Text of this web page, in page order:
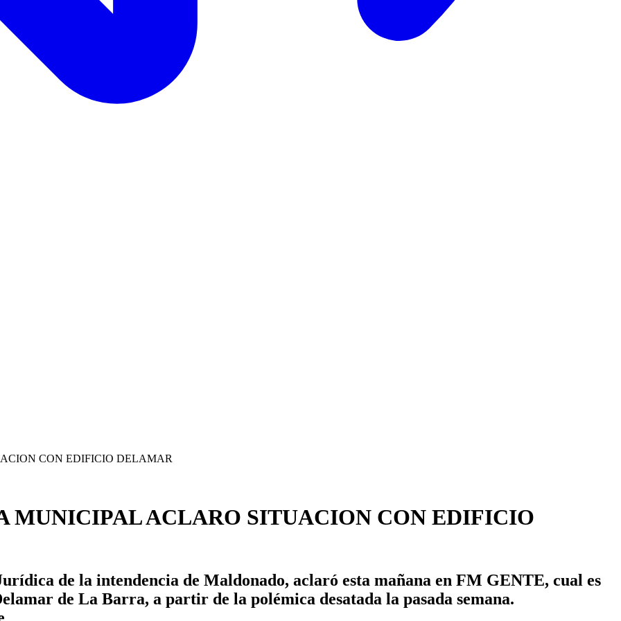
MUNICIPAL ACLARO SITUACION CON EDIFICIO
de la intendencia de Maldonado, aclaró esta mañana en FM GENTE, cual es
de La Barra, a partir de la polémica desatada la pasada semana.